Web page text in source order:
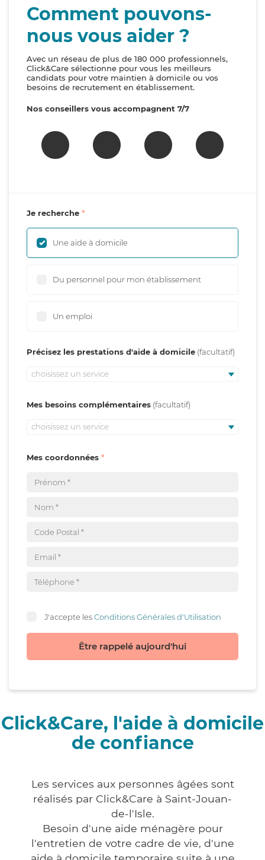
Comment pouvons-
nous vous aider ?
Avec un réseau de plus de 180 000 professionnels,
Click&Care sélectionne pour vous les meilleurs
candidats pour votre maintien à domicile ou vos
besoins de recrutement en établissement.
Nos conseillers vous accompagnent 7/7
Je recherche
Une aide à domicile
Du personnel pour mon établissement
Un emploi
Précisez les prestations d'aide à domicile
choisissez un service
Mes besoins complémentaires
choisissez un service
Mes coordonnées
J'accepte lesConditions Générales d'Utilisation
Être rappelé aujourd'hui
Click&Care, l'aide à domicile
de confiance
Les services aux personnes âgées sont
réalisés par Click&Care à Saint-Jouan-
de-l'Isle.
Besoin d'une aide ménagère pour
l'entretien de votre cadre de vie, d'une